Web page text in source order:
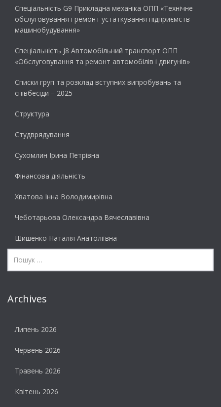
Спеціальність G9 Прикладна механіка ОПП «Технічне
обслуговування і ремонт устаткування підприємств
машинобудування»
Спеціальність J8 Автомобільний транспорт ОПП
«Обслуговування та ремонт автомобілів і двигунів»
Списки груп та розклад вступних випробувань та
співбесіди – 2025
Структура
Студврядування
Сухомлин Ірина Петрівна
Фінансова діяльність
Хватова Інна Володимирівна
Чеботарьова Олександра Вячеславівна
Шишенко Наталія Анатоліївна
Archives
Липень 2026
Червень 2026
Травень 2026
Квітень 2026